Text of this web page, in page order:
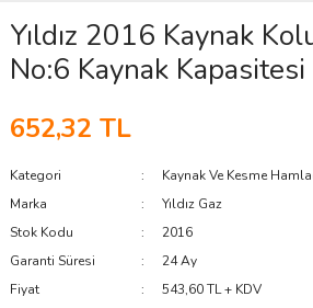
Yıldız 2016 Kaynak
No:6 Kaynak
652,32 TL
Kategori
Kaynak Ve Kesme
Marka
Yıldız Gaz
Stok Kodu
2016
Garanti Süresi
24 Ay
Fiyat
543,60 TL + KDV